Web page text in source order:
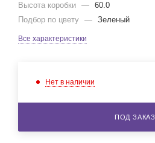
Высота коробки — 60.0
Подбор по цвету — Зеленый
Все характеристики
Нет в наличии
ПОД ЗАКАЗ